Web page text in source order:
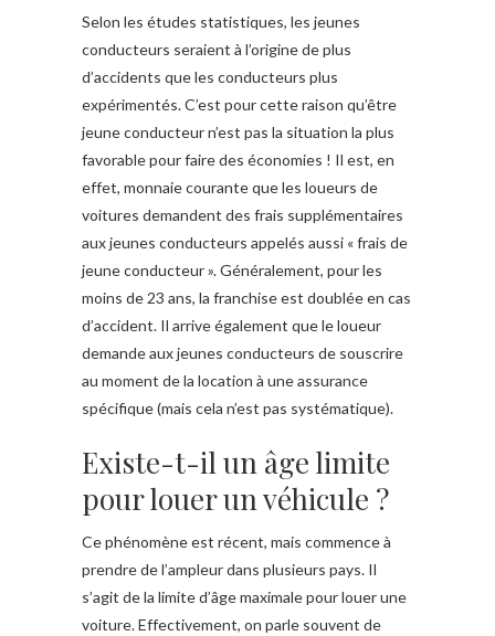
Selon les études statistiques, les jeunes
conducteurs seraient à l’origine de plus
d’accidents que les conducteurs plus
expérimentés. C’est pour cette raison qu’être
jeune conducteur n’est pas la situation la plus
favorable pour faire des économies ! Il est, en
effet, monnaie courante que les loueurs de
voitures demandent des frais supplémentaires
aux jeunes conducteurs appelés aussi « frais de
jeune conducteur ». Généralement, pour les
moins de 23 ans, la franchise est doublée en cas
d’accident. Il arrive également que le loueur
demande aux jeunes conducteurs de souscrire
au moment de la location à une assurance
spécifique (mais cela n’est pas systématique).
Existe-t-il un âge limite
pour louer un véhicule ?
Ce phénomène est récent, mais commence à
prendre de l’ampleur dans plusieurs pays. Il
s’agit de la limite d’âge maximale pour louer une
voiture. Effectivement, on parle souvent de